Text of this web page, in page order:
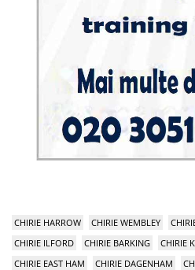
CHIRIE HARROW CHIRIE WEMBLEY
CHIRIE ILFORD
CHIRIE BARKING CHIRIE
CHIRIE EAST HAM
CHIRIE DAGENHAM